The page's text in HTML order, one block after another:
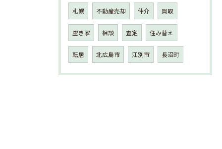
札幌 不動産売却 仲介 買取
空き家 相談 査定 住み替え
転居 北広島市 江別市 長沼町